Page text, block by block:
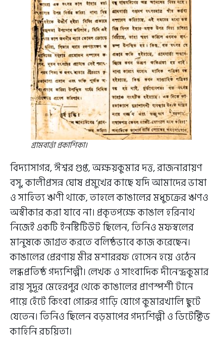
গ্রামবার্ত্তা প্রকাশিকা।
বিদ্যাসাগর, ঈশ্বর গুপ্ত, অক্ষয়কুমার দত্ত, রাজনারায়ণ
বসু, কালীপ্রসন্ন ঘোষ প্রমুখের কাছে যদি আমাদের ভাষা
ও সাহিত্য ঋণী থাকে, তাহলে কাঙালের মধুচক্রের ঋণও
অস্বীকার করা যাবে না। প্রকৃতপক্ষে কাঙাল হরিনাথ
নিজেই একটি ইনস্টিটিউট ছিলেন, তিনিও মফস্বলের
মানুষকে জাগ্রত করতে বলিষ্ঠভাবে কাজ করেছেন।
কাঙালের প্রেরণায় মীর মশাররফ হোসেন হয়ে ওঠেন
লব্ধপ্রতিষ্ঠ গদ্যশিল্পী। লেখক ও সাংবাদিক দীনেন্দ্রকুমার
রায় সুদূর মেহেরপুর থেকে কাঙালের প্রাণস্পর্শী টানে
পায়ে হেঁটে কিংবা গোরুর গাড়ি যোগে কুমারখালি ছুটে
যেতেন। তিনিও ছিলেন বড়মাপের গদ্যশিল্পী ও ডিটেক্টিভ
কাহিনি রচয়িতা।